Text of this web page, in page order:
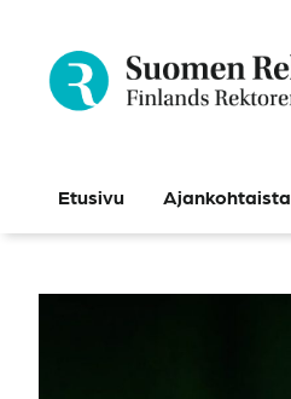
Etusivu Ajankohtaista